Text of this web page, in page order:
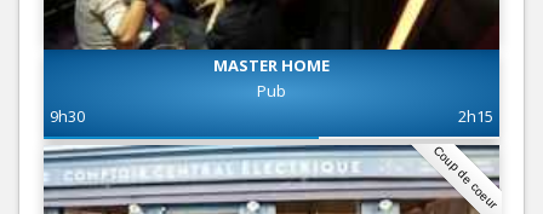
MASTER HOME
Pub
9h30
2h15
Coup de coeur